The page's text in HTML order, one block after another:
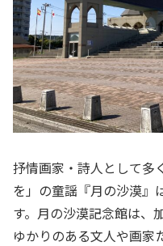
抒情画家・詩人として多
を」の童謡『月の沙漠』
す。月の沙漠記念館は、
ゆかりのある文人や画家